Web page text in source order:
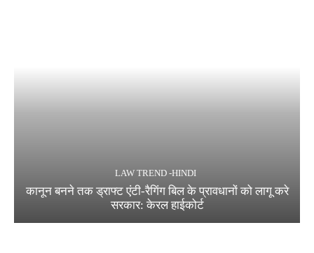
LAW TREND -HINDI
कानून बनने तक ड्राफ्ट एंटी-रैगिंग बिल के प्रावधानों को लागू करे
सरकार: केरल हाईकोर्ट